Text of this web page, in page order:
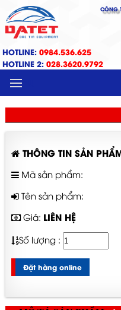
CÔNG
HOTLINE: 0984.536.625
HOTLINE 2: 028.3620.9792
MENU
THÔNG TIN SẢN
Mã sản phẩm:
Tên sản phẩm:
Giá: LIÊN HỆ
Số lượng :
Đặt hàng online